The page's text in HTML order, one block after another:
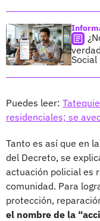
Social
Puedes leer:
residenciales; se
Tanto es así que en
del Decreto, se
actuación policial es
comunidad. Para
protección,
el nombre de la